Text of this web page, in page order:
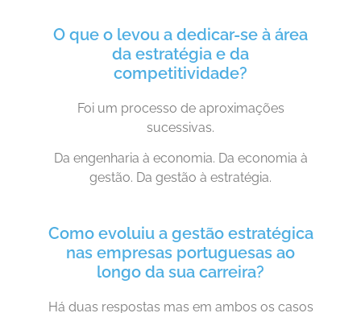
O que o levou a dedicar-se à área
da estratégia e da
competitividade?
Foi um processo de aproximações
sucessivas.
Da engenharia à economia. Da economia à
gestão. Da gestão à estratégia.
Como evoluiu a gestão estratégica
nas empresas portuguesas ao
longo da sua carreira?
Há duas respostas mas em ambos os casos